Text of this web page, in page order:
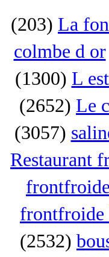
(203) La
colmbe d or
(1300) L
(2652) Le
(3057)
Restaurant
frontfroide
frontfroide
(2532)